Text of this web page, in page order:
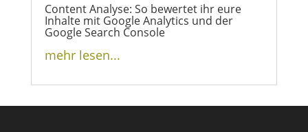
Content Analyse: So bewertet ihr eure
Inhalte mit Google Analytics und der
Google Search Console
mehr lesen...